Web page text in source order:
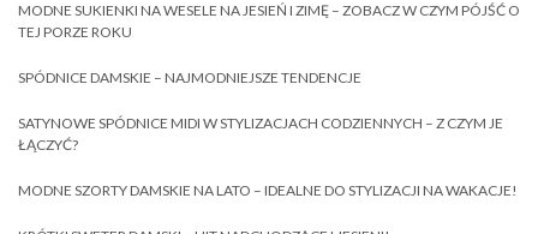
MODNE SUKIENKI NA WESELE NA JESIEŃ I ZIMĘ – ZOBACZ W CZYM PÓJŚĆ O
TEJ PORZE ROKU
SPÓDNICE DAMSKIE – NAJMODNIEJSZE TENDENCJE
SATYNOWE SPÓDNICE MIDI W STYLIZACJACH CODZIENNYCH – Z CZYM JE
ŁĄCZYĆ?
MODNE SZORTY DAMSKIE NA LATO – IDEALNE DO STYLIZACJI NA WAKACJE!